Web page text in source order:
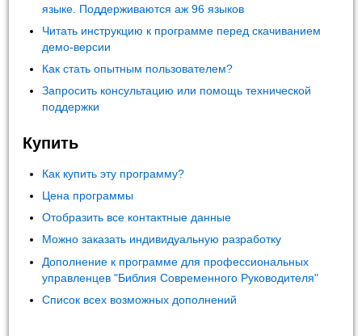
языке. Поддерживаются аж 96 языков
Читать инструкцию к программе перед скачиванием
демо-версии
Как стать опытным пользователем?
Запросить консультацию или помощь технической
поддержки
Купить
Как купить эту программу?
Цена программы
Отобразить все контактные данные
Можно заказать индивидуальную разработку
Дополнение к программе для профессиональных
управленцев "Библия Современного Руководителя"
Список всех возможных дополнений